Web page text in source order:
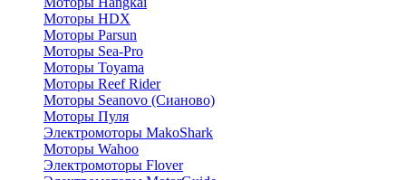
Моторы HDX
Моторы Parsun
Моторы Sea-Pro
Моторы Toyama
Моторы Reef Rider
Моторы Seanovo (Сианово)
Моторы Пуля
Электромоторы MakoShark
Моторы Wahoo
Электромоторы Flover